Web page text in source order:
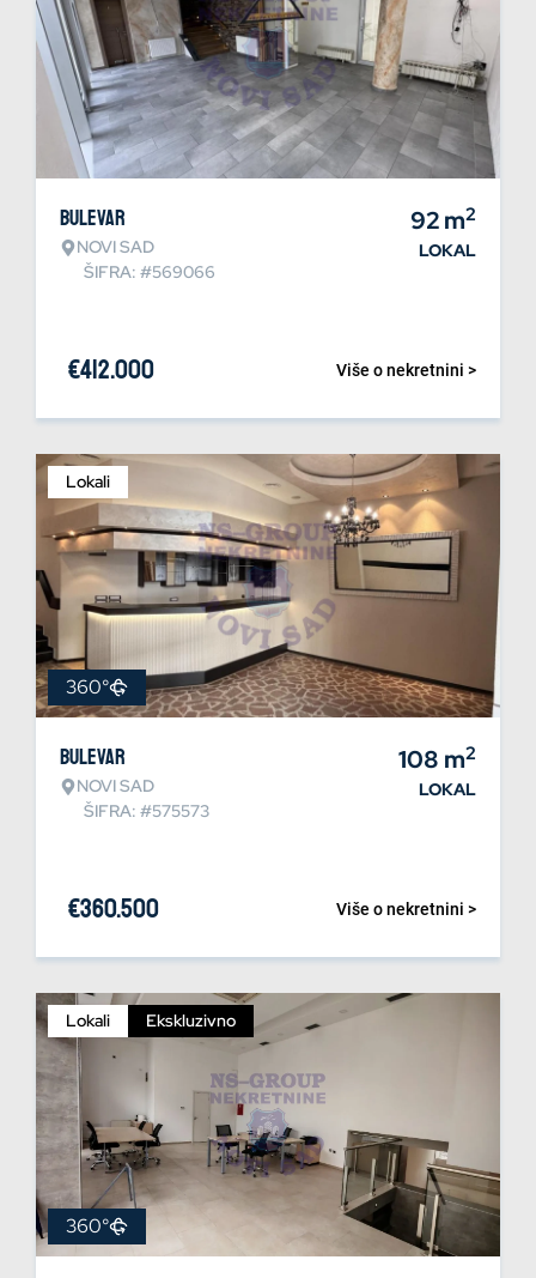
Bulevar
NOVI SAD
ŠIFRA: #569066
92m2
LOKAL
Više o nekretnini >
€412.000
Lokali
360°
Bulevar
NOVI SAD
ŠIFRA: #575573
108 m2
LOKAL
Više o nekretnini >
€360.500
Lokali Ekskluzivno
360°